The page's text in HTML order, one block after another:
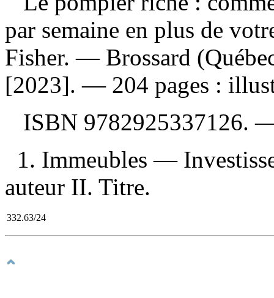
par semaine en plus de
Fisher. — Brossard
[2023]. — 204 pages :
ISBN 9782925337126.
1. Immeubles —
auteur II. Titre.
332.63/24